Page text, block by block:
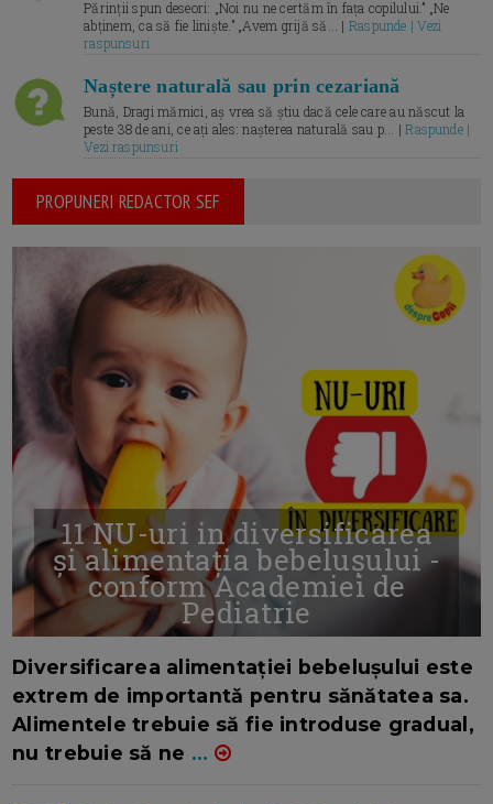
Părinții spun deseori: „Noi nu ne certăm în fața copilului.” „Ne
abținem, ca să fie liniște.” „Avem grijă să... | Raspunde | Vezi
raspunsuri
Naștere naturală sau prin cezariană
Bună, Dragi mămici, aș vrea să știu dacă cele care au născut la
peste 38 de ani, ce ați ales: nașterea naturală sau p... |Raspunde |
Vezi raspunsuri
PROPUNERI REDACTOR SEF
11 NU-uri in diversificarea
și alimentația bebelușului -
conform Academiei de
Pediatrie
Diversificarea alimentației bebelușului este
extrem de importantă pentru sănătatea sa.
Alimentele trebuie să fie introduse gradual,
nu trebuie să ne ...